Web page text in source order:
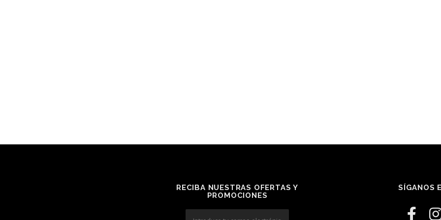
RECIBA NUESTRAS OFERTAS Y
PROMOCIONES
SÍGANOS